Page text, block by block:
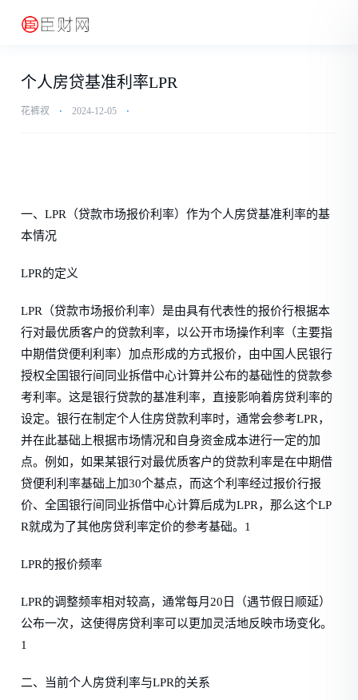
个人房贷基准利率LPR
花裤衩 ⋅ 2024-12-05 ⋅
一、LPR（贷款市场报价利率）作为个人房贷基准利率的基
本情况
LPR的定义
LPR（贷款市场报价利率）是由具有代表性的报价行根据本
行对最优质客户的贷款利率，以公开市场操作利率（主要指
中期借贷便利利率）加点形成的方式报价，由中国人民银行
授权全国银行间同业拆借中心计算并公布的基础性的贷款参
考利率。这是银行贷款的基准利率，直接影响着房贷利率的
设定。银行在制定个人住房贷款利率时，通常会参考LPR，
并在此基础上根据市场情况和自身资金成本进行一定的加
点。例如，如果某银行对最优质客户的贷款利率是在中期借
贷便利利率基础上加30个基点，而这个利率经过报价行报
价、全国银行间同业拆借中心计算后成为LPR，那么这个LP
R就成为了其他房贷利率定价的参考基础。1
LPR的报价频率
LPR的调整频率相对较高，通常每月20日（遇节假日顺延）
公布一次，这使得房贷利率可以更加灵活地反映市场变化。
1
二、当前个人房贷利率与LPR的关系